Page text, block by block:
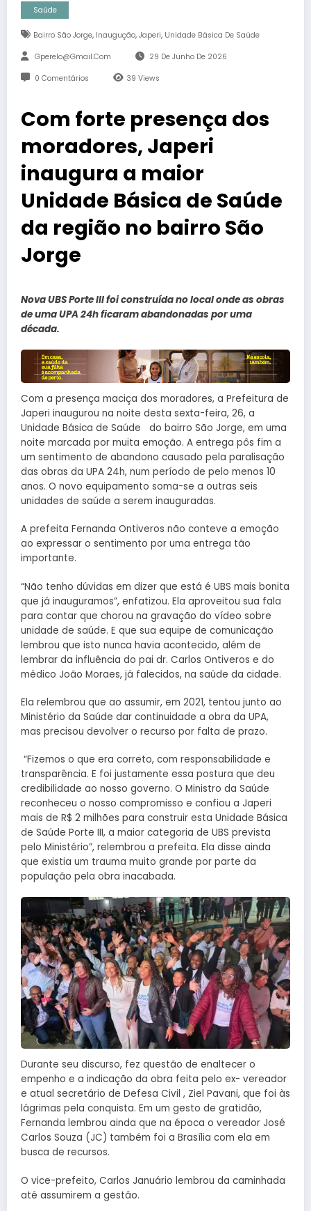
Saúde
Bairro São Jorge, Inaugução, Japeri, Unidade Básica De Saúde
Gperelo@gmail.com 29 De Junho De 2026
0 Comentários 39 Views
Com forte presença dos
moradores, Japeri
inaugura a maior
Unidade Básica de Saúde
da região no bairro São
Jorge
Nova UBS Porte III foi construída no local onde as obras
de uma UPA 24h ficaram abandonadas por uma
década.
Com a presença maciça dos moradores, a Prefeitura de
Japeri inaugurou na noite desta sexta-feira, 26, a
Unidade Básica de Saúde do bairro São Jorge, em uma
noite marcada por muita emoção. A entrega pôs fim a
um sentimento de abandono causado pela paralisação
das obras da UPA 24h, num período de pelo menos 10
anos. O novo equipamento soma-se a outras seis
unidades de saúde a serem inauguradas.
A prefeita Fernanda Ontiveros não conteve a emoção
ao expressar o sentimento por uma entrega tão
importante.
“Não tenho dúvidas em dizer que está é UBS mais bonita
que já inauguramos”, enfatizou. Ela aproveitou sua fala
para contar que chorou na gravação do vídeo sobre
unidade de saúde. E que sua equipe de comunicação
lembrou que isto nunca havia acontecido, além de
lembrar da influência do pai dr. Carlos Ontiveros e do
médico João Moraes, já falecidos, na saúde da cidade.
Ela relembrou que ao assumir, em 2021, tentou junto ao
Ministério da Saúde dar continuidade a obra da UPA,
mas precisou devolver o recurso por falta de prazo.
“Fizemos o que era correto, com responsabilidade e
transparência. E foi justamente essa postura que deu
credibilidade ao nosso governo. O Ministro da Saúde
reconheceu o nosso compromisso e confiou a Japeri
mais de R$ 2 milhões para construir esta Unidade Básica
de Saúde Porte III, a maior categoria de UBS prevista
pelo Ministério”, relembrou a prefeita. Ela disse ainda
que existia um trauma muito grande por parte da
população pela obra inacabada.
Durante seu discurso, fez questão de enaltecer o
empenho e a indicação da obra feita pelo ex- vereador
e atual secretário de Defesa Civil , Ziel Pavani, que foi às
lágrimas pela conquista. Em um gesto de gratidão,
Fernanda lembrou ainda que na época o vereador José
Carlos Souza (JC) também foi a Brasília com ela em
busca de recursos.
O vice-prefeito, Carlos Januário lembrou da caminhada
até assumirem a gestão.